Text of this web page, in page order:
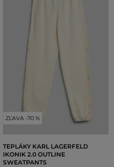
ZĽAVA -70 %
TEPLÁKY KARL LAGERFELD
IKONIK 2.0 OUTLINE
SWEATPANTS